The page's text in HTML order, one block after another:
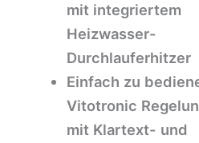
mit integriertem
Heizwasser-
Durchlauferhitzer
Einfach zu
Vitotronic
mit Klartext- und